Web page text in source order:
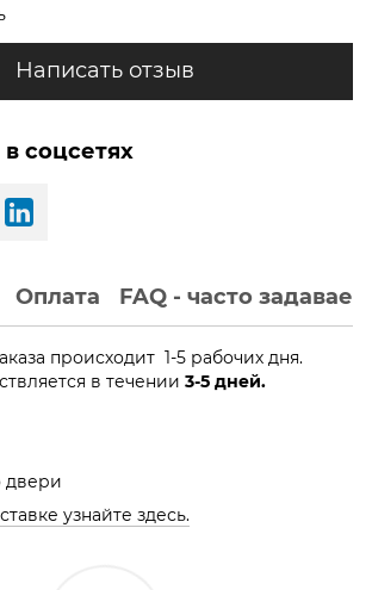
Написать отзыв
соцсетях
Оплата FAQ - часто
происходит 1-5 рабочих дня.
в течении 3-5 дней.
двери
узнайте здесь.